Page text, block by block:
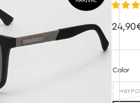
Τιμή
Color